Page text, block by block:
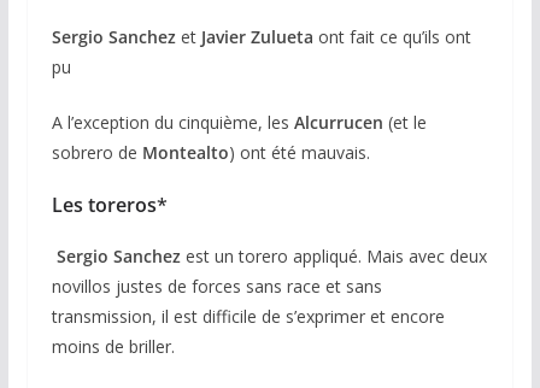
Sergio Sanchezet Javier Zulueta ont fait ce qu’ils ont
pu
A l’exception du cinquième, les Alcurrucen (et le
sobrero de Montealto) ont été mauvais.
Les toreros*
Sergio Sanchez est un torero appliqué. Mais avec deux
novillos justes de forces sans race et sans
transmission, il est difficile de s’exprimer et encore
moins de briller.